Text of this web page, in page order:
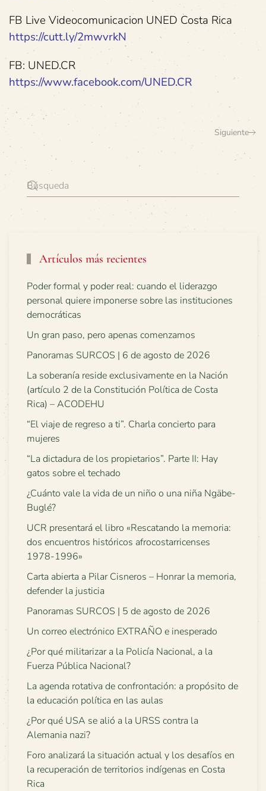
FB Live Videocomunicacion UNED Costa Rica
https://cutt.ly/2mwvrkN
FB: UNED.CR
https://www.facebook.com/UNED.CR
Siguiente
Artículos más recientes
Poder formal y poder real: cuando el liderazgo
personal quiere imponerse sobre las instituciones
democráticas
Un gran paso, pero apenas comenzamos
Panoramas SURCOS | 6 de agosto de 2026
La soberanía reside exclusivamente en la Nación
(artículo 2 de la Constitución Política de Costa
Rica) – ACODEHU
“El viaje de regreso a ti”. Charla concierto para
mujeres
“La dictadura de los propietarios”. Parte II: Hay
gatos sobre el techado
¿Cuánto vale la vida de un niño o una niña Ngäbe-
Buglé?
UCR presentará el libro «Rescatando la memoria:
dos encuentros históricos afrocostarricenses
1978-1996»
Carta abierta a Pilar Cisneros – Honrar la memoria,
defender la justicia
Panoramas SURCOS | 5 de agosto de 2026
Un correo electrónico EXTRAÑO e inesperado
¿Por qué militarizar a la Policía Nacional, a la
Fuerza Pública Nacional?
La agenda rotativa de confrontación: a propósito de
la educación política en las aulas
¿Por qué USA se alió a la URSS contra la
Alemania nazi?
Foro analizará la situación actual y los desafíos en
la recuperación de territorios indígenas en Costa
Rica